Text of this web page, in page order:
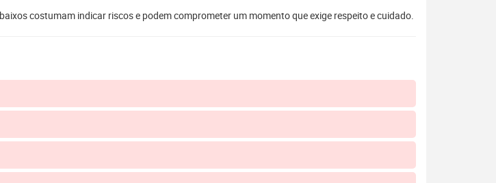
costumam indicar riscos e podem comprometer um momento que exige respeito e cuidado.